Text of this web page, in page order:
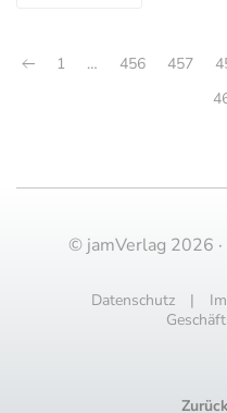
1 … 456 457
© jamVerlag 2026
Datenschutz|